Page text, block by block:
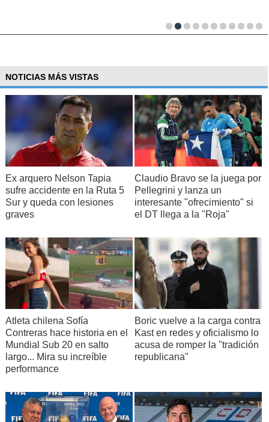
NOTICIAS MÁS VISTAS
Ex arquero Nelson Tapia
sufre accidente en la Ruta 5
Sur y queda con lesiones
graves
Claudio Bravo se la juega por
Pellegrini y lanza un
interesante "ofrecimiento" si
el DT llega a la "Roja"
Atleta chilena Sofía
Contreras hace historia en el
Mundial Sub 20 en salto
largo... Mira su increíble
performance
Boric vuelve a la carga contra
Kast en redes y oficialismo lo
acusa de romper la "tradición
republicana"